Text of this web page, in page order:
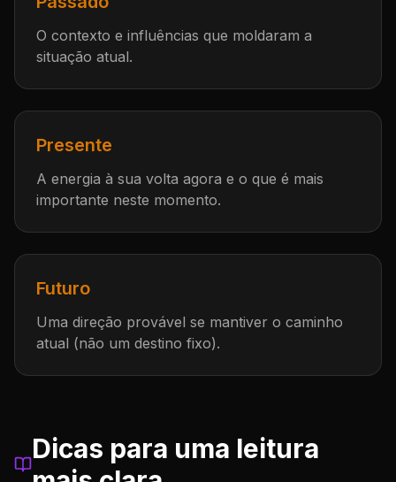
O contexto e influências que moldaram a
situação atual.
Presente
A energia à sua volta agora e o que é mais
importante neste momento.
Futuro
Uma direção provável se mantiver o caminho
atual (não um destino fixo).
Dicas para uma leitura